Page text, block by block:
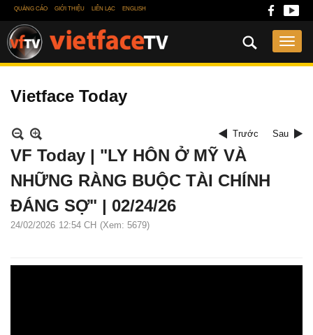
QUẢNG CÁO GIỚI THIỆU LIÊN LẠC ENGLISH
Vietface Today
Trước Sau
VF Today | "LY HÔN Ở MỸ VÀ
NHỮNG RÀNG BUỘC TÀI CHÍNH
ĐÁNG SỢ" | 02/24/26
24/02/2026 12:54 CH (Xem: 5679)